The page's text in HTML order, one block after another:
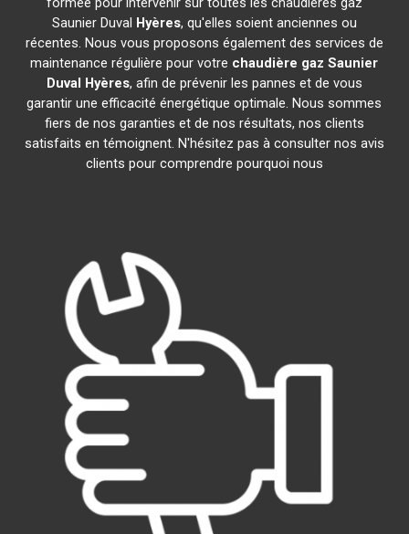
Saunier Duval Hyères, qu'elles soient anciennes ou
récentes. Nous vous proposons également des services de
maintenance régulière pour votre chaudière gaz Saunier
Duval Hyères, afin de prévenir les pannes et de vous
garantir une efficacité énergétique optimale. Nous sommes
fiers de nos garanties et de nos résultats, nos clients
satisfaits en témoignent. N'hésitez pas à consulter nos avis
clients pour comprendre pourquoi nous